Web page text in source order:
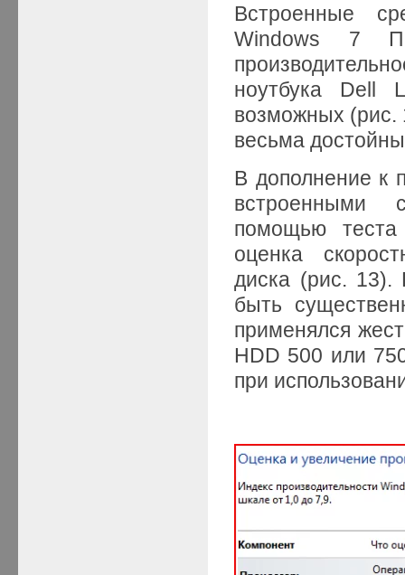
Встроенные
Windows 7
ноутбука Dell
возможных (рис.
весьма
В дополнение к
встроенными
помощью
оценка
диска (рис. 13).
быть
применялся
HDD 500 или
при